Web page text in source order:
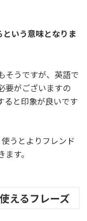
いう意味となりま
そうですが、英語で
要がございますの
ると印象が良いです
うとよりフレンド
す。
えるフレーズ